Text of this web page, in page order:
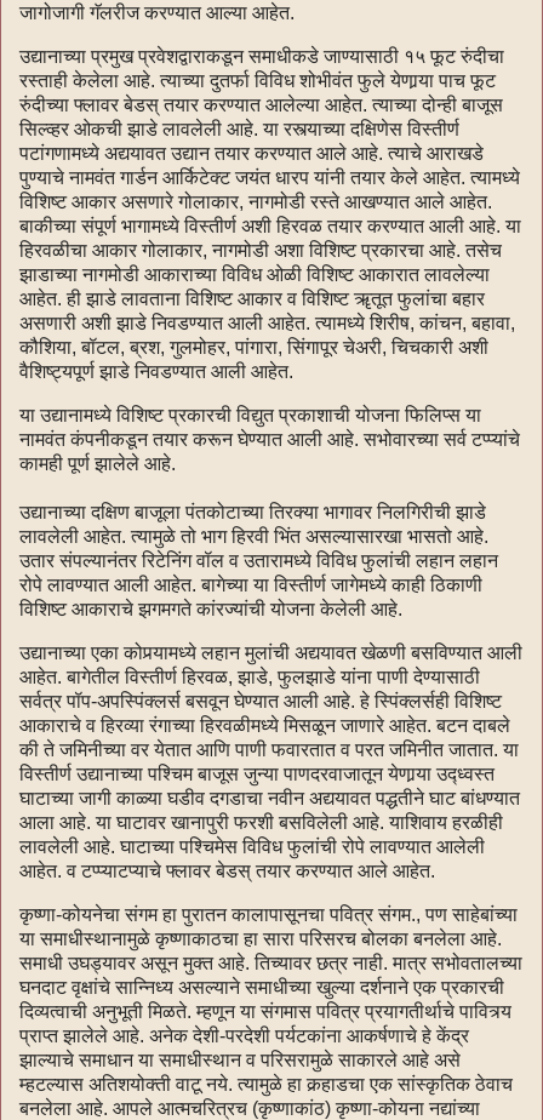
जागोजागी गॅलरीज करण्यात आल्या आहेत.
उद्यानाच्या प्रमुख प्रवेशद्वाराकडून समाधीकडे जाण्यासाठी १५ फूट रुंदीचा
रस्ताही केलेला आहे. त्याच्या दुतर्फा विविध शोभीवंत फुले येणार्‍या पाच फूट
रुंदीच्या फ्लावर बेडस् तयार करण्यात आलेल्या आहेत. त्याच्या दोन्ही बाजूस
सिल्व्हर ओकची झाडे लावलेली आहे. या रस्त्याच्या दक्षिणेस विस्तीर्ण
पटांगणामध्ये अद्ययावत उद्यान तयार करण्यात आले आहे. त्याचे आराखडे
पुण्याचे नामवंत गार्डन आर्किटेक्ट जयंत धारप यांनी तयार केले आहेत. त्यामध्ये
विशिष्ट आकार असणारे गोलाकार, नागमोडी रस्ते आखण्यात आले आहेत.
बाकीच्या संपूर्ण भागामध्ये विस्तीर्ण अशी हिरवळ तयार करण्यात आली आहे. या
हिरवळीचा आकार गोलाकार, नागमोडी अशा विशिष्ट प्रकारचा आहे. तसेच
झाडाच्या नागमोडी आकाराच्या विविध ओळी विशिष्ट आकारात लावलेल्या
आहेत. ही झाडे लावताना विशिष्ट आकार व विशिष्ट ॠतूत फुलांचा बहार
असणारी अशी झाडे निवडण्यात आली आहेत. त्यामध्ये शिरीष, कांचन, बहावा,
कौशिया, बॉटल, ब्रश, गुलमोहर, पांगारा, सिंगापूर चेअरी, चिचकारी अशी
वैशिष्ट्यपूर्ण झाडे निवडण्यात आली आहेत.
या उद्यानामध्ये विशिष्ट प्रकारची विद्युत प्रकाशाची योजना फिलिप्स या
नामवंत कंपनीकडून तयार करून घेण्यात आली आहे. सभोवारच्या सर्व टप्प्यांचे
कामही पूर्ण झालेले आहे.
उद्यानाच्या दक्षिण बाजूला पंतकोटाच्या तिरक्या भागावर निलगिरीची झाडे
लावलेली आहेत. त्यामुळे तो भाग हिरवी भिंत असल्यासारखा भासतो आहे.
उतार संपल्यानंतर रिटेनिंग वॉल व उतारामध्ये विविध फुलांची लहान लहान
रोपे लावण्यात आली आहेत. बागेच्या या विस्तीर्ण जागेमध्ये काही ठिकाणी
विशिष्ट आकाराचे झगमगते कांरज्यांची योजना केलेली आहे.
उद्यानाच्या एका कोपर्‍यामध्ये लहान मुलांची अद्ययावत खेळणी बसविण्यात आली
आहेत. बागेतील विस्तीर्ण हिरवळ, झाडे, फुलझाडे यांना पाणी देण्यासाठी
सर्वत्र पॉप-अपस्पिंक्लर्स बसवून घेण्यात आली आहे. हे स्पिंक्लर्सही विशिष्ट
आकाराचे व हिरव्या रंगाच्या हिरवळीमध्ये मिसळून जाणारे आहेत. बटन दाबले
की ते जमिनीच्या वर येतात आणि पाणी फवारतात व परत जमिनीत जातात. या
विस्तीर्ण उद्यानाच्या पश्चिम बाजूस जुन्या पाणदरवाजातून येणार्‍या उद्ध्वस्त
घाटाच्या जागी काळ्या घडीव दगडाचा नवीन अद्ययावत पद्धतीने घाट बांधण्यात
आला आहे. या घाटावर खानापुरी फरशी बसविलेली आहे. याशिवाय हरळीही
लावलेली आहे. घाटाच्या पश्चिमेस विविध फुलांची रोपे लावण्यात आलेली
आहेत. व टप्प्याटप्याचे फ्लावर बेडस् तयार करण्यात आले आहेत.
कृष्णा-कोयनेचा संगम हा पुरातन कालापासूनचा पवित्र संगम., पण साहेबांच्या
या समाधीस्थानामुळे कृष्णाकाठचा हा सारा परिसरच बोलका बनलेला आहे.
समाधी उघड्यावर असून मुक्त आहे. तिच्यावर छत्र नाही. मात्र सभोवतालच्या
घनदाट वृक्षांचे सान्निध्य असल्याने समाधीच्या खुल्या दर्शनाने एक प्रकारची
दिव्यत्वाची अनुभूती मिळते. म्हणून या संगमास पवित्र प्रयागतीर्थाचे पावित्र्य
प्राप्त झालेले आहे. अनेक देशी-परदेशी पर्यटकांना आकर्षणाचे हे केंद्र
झाल्याचे समाधान या समाधीस्थान व परिसरामुळे साकारले आहे असे
म्हटल्यास अतिशयोक्ती वाटू नये. त्यामुळे हा कर्‍हाडचा एक सांस्कृतिक ठेवाच
बनलेला आहे. आपले आत्मचरित्रच (कृष्णाकांठ) कृष्णा-कोयना नद्यांच्या